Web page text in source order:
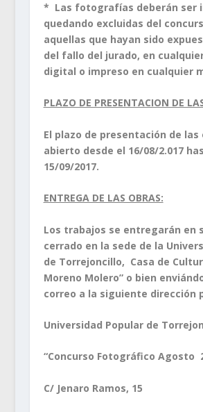
* Las fotografías deberán ser
quedando excluidas del
aquellas que hayan sido
del fallo del jurado, en
digital o impreso en cualquier
PLAZO DE PRESENTACION DE
El plazo de presentación de
abierto desde el 16/08/2.017
15/09/2017.
ENTREGA DE LAS OBRAS:
Los trabajos se entregarán en
cerrado en la sede de la
de Torrejoncillo, Casa de
Moreno Molero” o bien
correo a la siguiente dirección
Universidad Popular de
“Concurso Fotográfico Agosto
C/ Jenaro Ramos, 15